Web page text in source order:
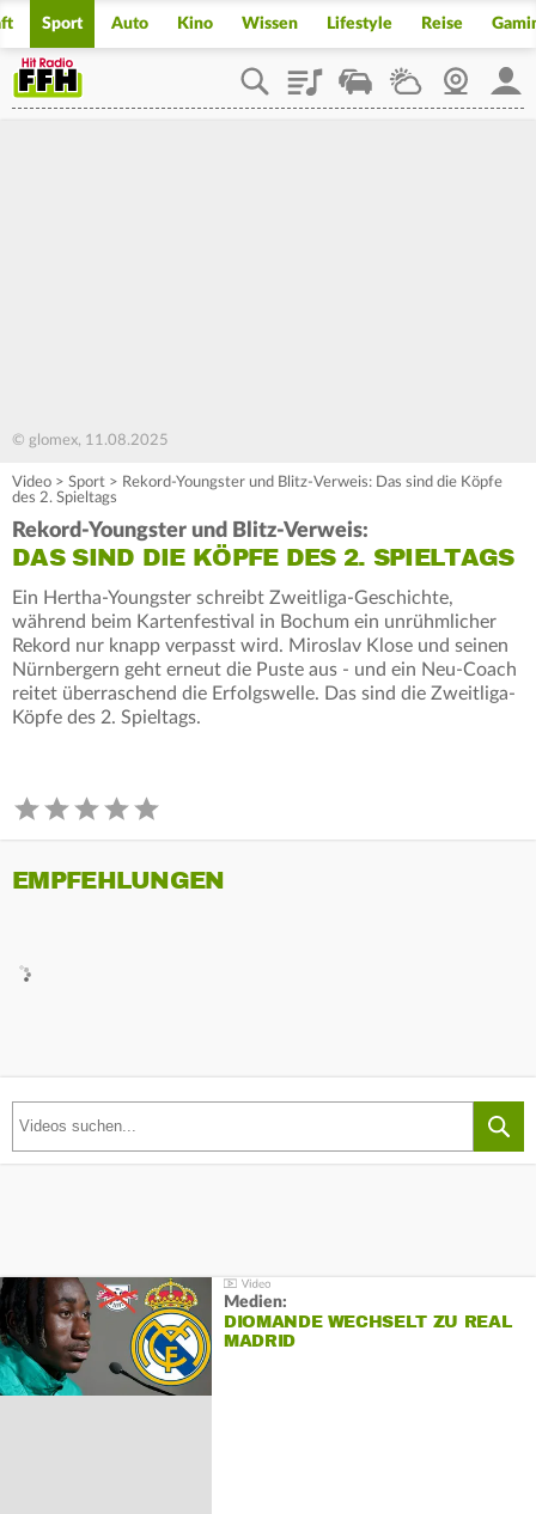
Sport Auto Kino Wissen Lifestyle Reise
PlaylistStaupilotWetterWebcam
© glomex, 11.08.2025
Video > Sport > Rekord-Youngster und Blitz-Verweis: Das sind die Köpfe
des 2. Spieltags
Rekord-Youngster und Blitz-Verweis:
DAS SIND DIE KÖPFE DES 2. SPIELTAGS
Ein Hertha-Youngster schreibt Zweitliga-Geschichte,
während beim Kartenfestival in Bochum ein unrühmlicher
Rekord nur knapp verpasst wird. Miroslav Klose und seinen
Nürnbergern geht erneut die Puste aus - und ein Neu-Coach
reitet überraschend die Erfolgswelle. Das sind die Zweitliga-
Köpfe des 2. Spieltags.
EMPFEHLUNGEN
Medien:
DIOMANDE WECHSELT ZU REAL
MADRID